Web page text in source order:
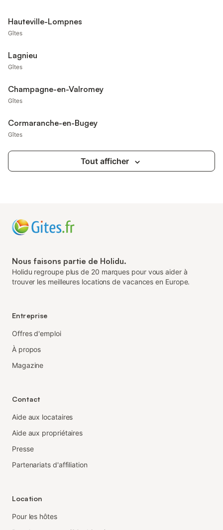
Hauteville-Lompnes
Gîtes
Lagnieu
Gîtes
Champagne-en-Valromey
Gîtes
Cormaranche-en-Bugey
Gîtes
Tout afficher
Nous faisons partie de Holidu.
Holidu regroupe plus de 20 marques pour vous aider à
trouver les meilleures locations de vacances en Europe.
Entreprise
Offres d'emploi
À propos
Magazine
Contact
Aide aux locataires
Aide aux propriétaires
Presse
Partenariats d'affiliation
Location
Pour les hôtes